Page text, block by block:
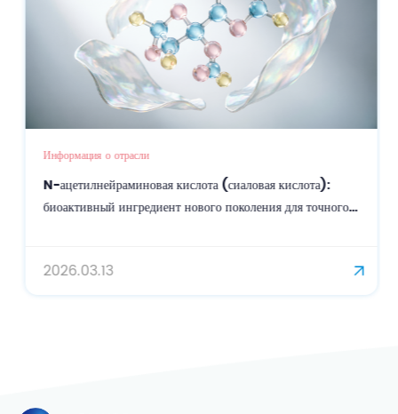
Информация о отрасли
N-ацетилнейраминовая кислота (сиаловая кислота):
биоактивный ингредиент нового поколения для точного
2026.03.13